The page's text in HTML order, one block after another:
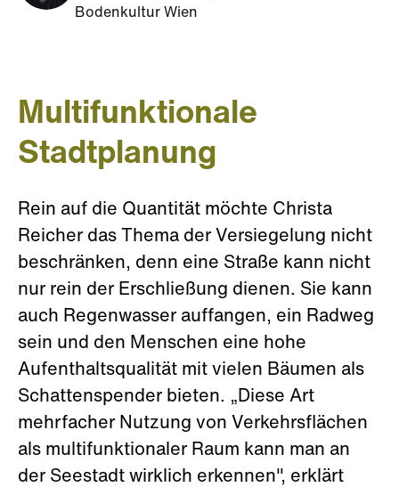
Bodenkultur Wien
Multifunktionale
Stadtplanung
Rein auf die Quantität möchte Christa
Reicher das Thema der Versiegelung nicht
beschränken, denn eine Straße kann nicht
nur rein der Erschließung dienen. Sie kann
auch Regenwasser auffangen, ein Radweg
sein und den Menschen eine hohe
Aufenthaltsqualität mit vielen Bäumen als
Schattenspender bieten. „Diese Art
mehrfacher Nutzung von Verkehrsflächen
als multifunktionaler Raum kann man an
der Seestadt wirklich erkennen", erklärt